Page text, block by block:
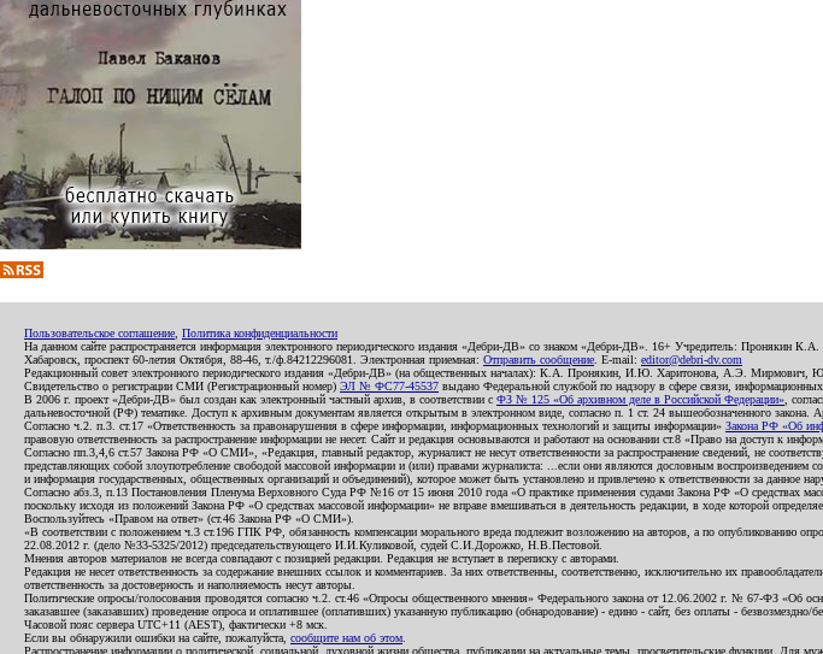
Пользовательское соглашение Политика конфиденциальности
На данном сайте распространяется информация электронного периодического издания «Дебри-ДВ» со знаком «Дебри-ДВ». 16+ Учредитель: Пронякин
Хабаровск, проспект 60-летия Октября, 88-46, т./ф.84212296081. Электронная приемная: Отправить сообщение . E-mail: editor@debri-dv.com
Редакционный совет электронного периодического издания «Дебри-ДВ» (на общественных началах): К.А. Пронякин, И.Ю. Харитонова, А.Э.
Свидетельство о регистрации СМИ (Регистрационный номер) ЭЛ № ФС77-45537 выдано Федеральной службой по надзору в сфере связи,
В 2006 г. проект «Дебри-ДВ» был создан как электронный частный архив, в соответствии с ФЗ № 125 «Об архивном деле в Российской Федерации» ,
дальневосточной (РФ) тематике. Доступ к архивным документам является открытым в электронном виде, согласно п. 1 ст. 24 вышеобозначенного закона.
Согласно ч.2. п.3. ст.17 «Ответственность за правонарушения в сфере информации, информационных технологий и защиты информации» Закона РФ «Об
правовую ответственность за распространение информации не несет. Сайт и редакция основываются и работают на основании ст.8 «Право на доступ к
Согласно пп.3,4,6 ст.57 Закона РФ «О СМИ», «Редакция, главный редактор, журналист не несут ответственности за распространение сведений, не
представляющих собой злоупотребление свободой массовой информации и (или) правами журналиста: ...если они являются дословным
и информация государственных, общественных организаций и объединений), которое может быть установлено и привлечено к ответственности за данное
Согласно абз.3, п.13 Постановления Пленума Верховного Суда РФ №16 от 15 июня 2010 года «О практике применения судами Закона РФ «О средствах
поскольку исходя из положений Закона РФ «О средствах массовой информации» не вправе вмешиваться в деятельность редакции, в ходе которой
Воспользуйтесь «Правом на ответ» (ст.46 Закона РФ «О СМИ»).
«В соответствии с положением ч.3 ст.196 ГПК РФ, обязанность компенсации морального вреда подлежит возложению на авторов, а по опубликованию
22.08.2012 г. (дело №33-5325/2012) председательствующего И.И.Куликовой, судей С.И.Дорожко, Н.В.Пестовой.
Мнения авторов материалов не всегда совпадают с позицией редакции. Редакция не вступает в переписку с авторами.
Редакция не несет ответственность за содержание внешних ссылок и комментариев. За них ответственны, соответственно, исключительно их
ответственность за достоверность и наполняемость несут авторы.
Политические опросы/голосования проводятся согласно ч.2. ст.46 «Опросы общественного мнения» Федерального закона от 12.06.2002 г. № 67-ФЗ «Об
заказавшее (заказавших) проведение опроса и оплатившее (оплативших) указанную публикацию (обнародование) - едино - сайт, без оплаты - безвозмездно/
Часовой пояс сервера UTC+11 (AEST), фактически +8 мск.
Если вы обнаружили ошибки на сайте, пожалуйста, сообщите нам об этом
Распространение информации о политической, социальной, духовной жизни общества, публикации на актуальные темы, просветительские функции. Для